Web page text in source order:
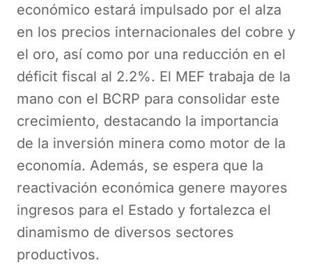
económico estará impulsado por el alza
en los precios internacionales del cobre y
el oro, así como por una reducción en el
déficit fiscal al 2.2%. El MEF trabaja de la
mano con el BCRP para consolidar este
crecimiento, destacando la importancia
de la inversión minera como motor de la
economía. Además, se espera que la
reactivación económica genere mayores
ingresos para el Estado y fortalezca el
dinamismo de diversos sectores
productivos.